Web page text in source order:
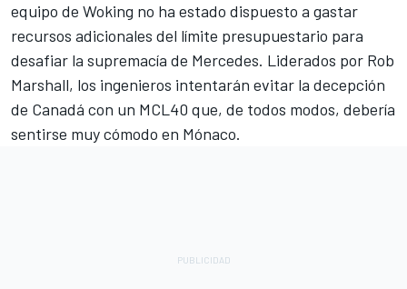
equipo de Woking no ha estado dispuesto a gastar
recursos adicionales del límite presupuestario para
desafiar la supremacía de Mercedes. Liderados por Rob
Marshall, los ingenieros intentarán evitar la decepción
de Canadá con un MCL40 que, de todos modos, debería
sentirse muy cómodo en Mónaco.